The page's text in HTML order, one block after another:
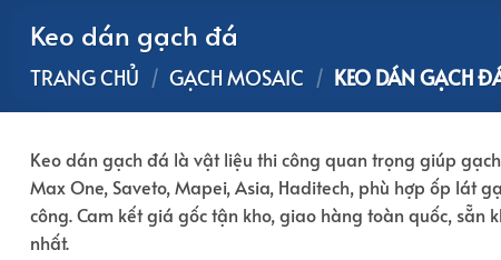
Keo dán gạch đá
TRANG CHỦ / GẠCH MOSAIC / KEO DÁN GẠCH
Keo dán gạch đá là vật liệu thi công quan trọng giúp
Max One, Saveto, Mapei, Asia, Haditech, phù hợp ốp lát
công. Cam kết giá gốc tận kho, giao hàng toàn quốc, sẵn
nhất.